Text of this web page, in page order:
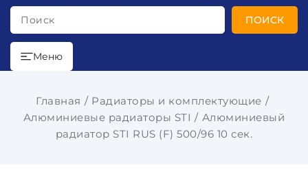
Поиск ПОИСК
Меню
Главная
Радиаторы и комплектующие
Алюминиевые радиаторы STI
Алюминиевый
радиатор STI RUS (F) 500/96 10 сек.